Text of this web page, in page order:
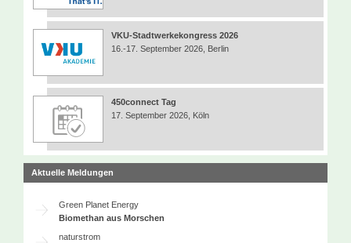
VKU-Stadtwerkekongress 2026
16.-17. September 2026, Berlin
450connect Tag
17. September 2026, Köln
Aktuelle Meldungen
Green Planet Energy
Biomethan aus Morschen
naturstrom